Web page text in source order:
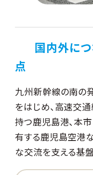
国内外に
点
九州新幹線の南の
をはじめ、高速交
持つ鹿児島港、本
有する鹿児島空港
な交流を支える基